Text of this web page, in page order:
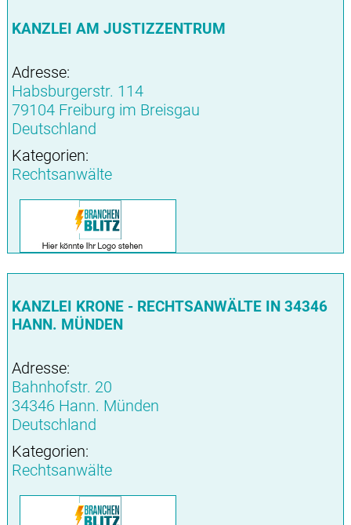
KANZLEI AM JUSTIZZENTRUM
Adresse:
Habsburgerstr. 114
79104 Freiburg im Breisgau
Deutschland
Kategorien:
Rechtsanwälte
KANZLEI KRONE - RECHTSANWÄLTE IN 34346
HANN. MÜNDEN
Adresse:
Bahnhofstr. 20
34346 Hann. Münden
Deutschland
Kategorien:
Rechtsanwälte